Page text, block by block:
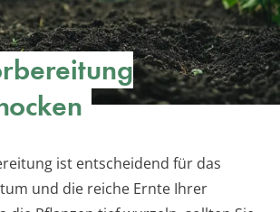
ist entscheidend für das
und die reiche Ernte Ihrer